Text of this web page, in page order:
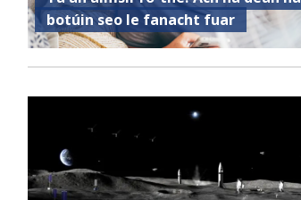
botúin seo le fanacht fuar